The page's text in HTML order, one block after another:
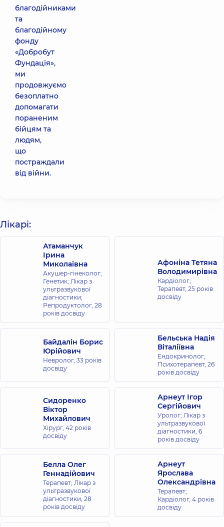
благодійниками
та
благодійному
фонду
«Добробут
Фундація»,
ми
продовжуємо
безоплатно
допомагати
пораненим
бійцям та
людям,
що
постраждали
від війни.
Лікарі:
Атаманчук
Ірина
Миколаївна
Акушер-гінеколог;
Генетик; Лікар з
ультразвукової
діагностики;
Репродуктолог, 28
років досвіду
Афоніна Тетяна
Володимирівна
Кардіолог;
Терапевт, 25 років
досвіду
Байдалін Борис
Юрійович
Невролог, 33 років
досвіду
Бельська Надія
Віталіївна
Ендокринолог;
Психотерапевт, 26
років досвіду
Сидоренко
Віктор
Михайлович
Хірург, 42 років
досвіду
Арнеут Ігор
Сергійович
Уролог; Лікар з
ультразвукової
діагностики, 6
років досвіду
Белла Олег
Геннадійович
Терапевт; Лікар з
ультразвукової
діагностики, 28
років досвіду
Арнеут
Ярослава
Олександрівна
Терапевт;
Кардіолог, 4 років
досвіду